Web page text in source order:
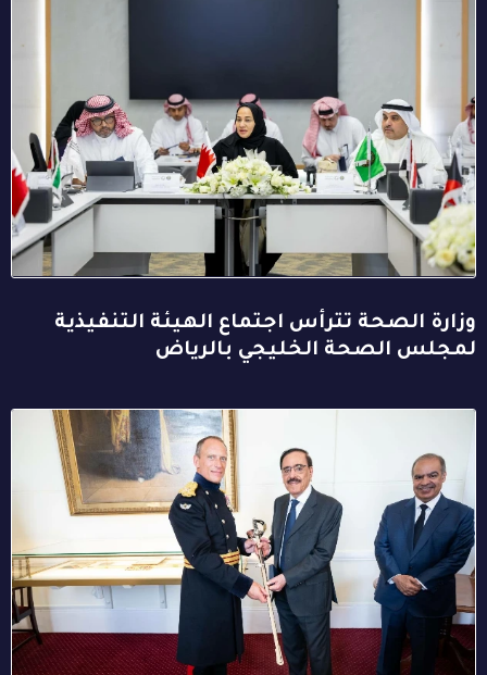
وزارة الصحة تترأس اجتماع الهيئة التنفيذية
لمجلس الصحة الخليجي بالرياض